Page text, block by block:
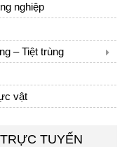
nghiệp
– Tiệt trùng
vật
TUYẾN